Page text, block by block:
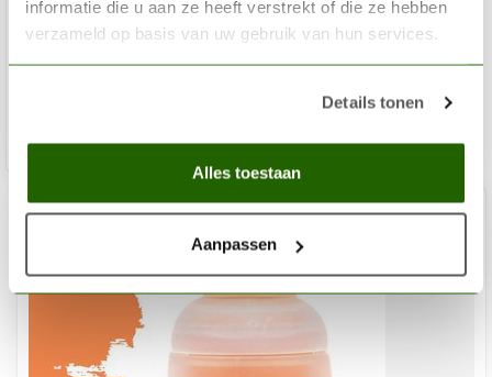
informatie die u aan ze heeft verstrekt of die ze hebben
verzameld op basis van uw gebruik van hun services.
Details tonen
Alles toestaan
Aanpassen
€3,60